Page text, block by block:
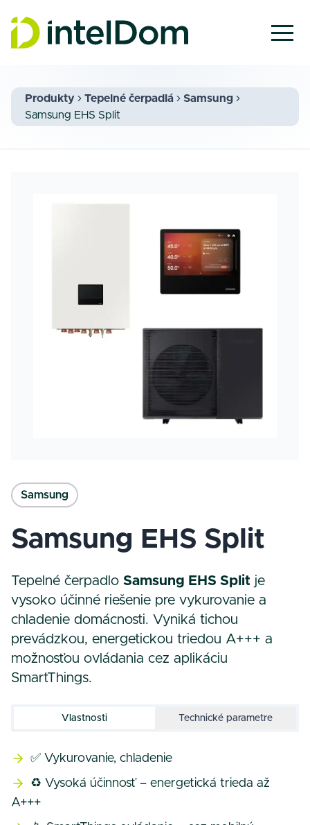
Produkty Tepelné čerpadlá
Samsung
Samsung EHS Split
Samsung
Samsung EHS Split
Tepelné čerpadlo Samsung EHS Split je
vysoko účinné riešenie pre vykurovanie a
chladenie domácnosti. Vyniká tichou
prevádzkou, energetickou triedou A+++ a
možnosťou ovládania cez aplikáciu
SmartThings.
Vlastnosti Technické parametre
✅ Vykurovanie, chladenie
♻️ Vysoká účinnosť – energetická trieda až
A+++